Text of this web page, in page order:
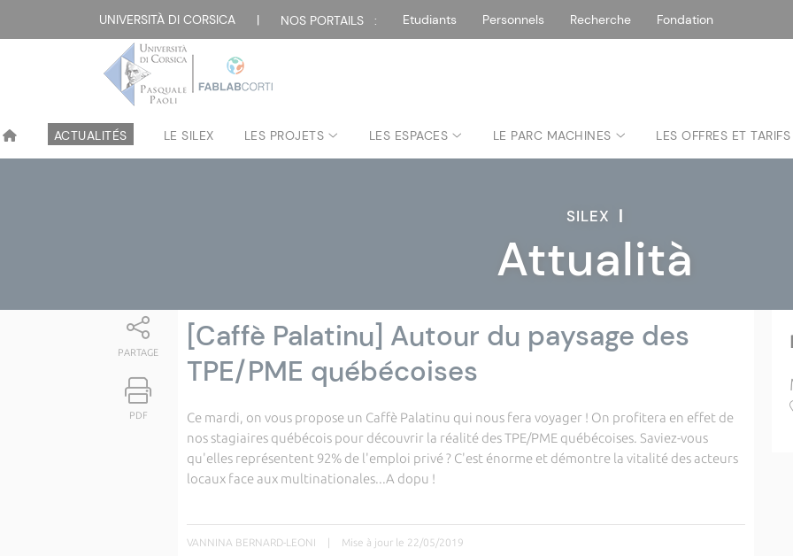
UNIVERSITÀ DI CORSICA | NOS PORTAILS : Etudiants Personnels Recherche Fondation
ACTUALITÉS LE SILEX LES PROJETS LES ESPACES LE PARC MACHINES LES OFFRES ET TARIFS
SILEX |
Attualità
PARTAGE
PDF
[Caffè Palatinu] Autour du paysage des
TPE/PME québécoises
Ce mardi, on vous propose un Caffè Palatinu qui nous fera voyager ! On profitera en effet de
nos stagiaires québécois pour découvrir la réalité des TPE/PME québécoises. Saviez-vous
qu'elles représentent 92% de l'emploi privé ? C'est énorme et démontre la vitalité des acteurs
locaux face aux multinationales...A dopu !
VANNINA BERNARD-LEONI | Mise à jour le 22/05/2019